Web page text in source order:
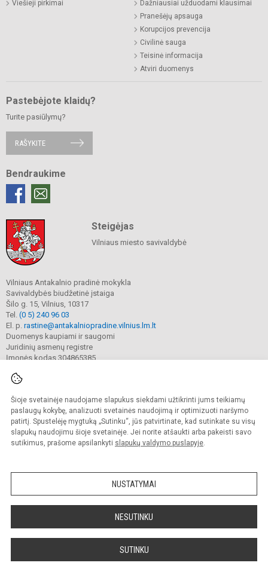
Šioje svetainėje naudojame slapukus siekdami užtikrinti jums teikiamų
paslaugų kokybę, analizuoti svetainės naudojimą ir optimizuoti naršymo
patirtį. Spustelėję mygtuką „Sutinku“, jūs patvirtinate, kad sutinkate su visų
slapukų naudojimu šioje svetainėje. Jei norite atšaukti arba pakeisti savo
sutikimus, prašome apsilankyti slapukų valdymo puslapyje.
NUSTATYMAI
NESUTINKU
SUTINKU
Viešieji pirkimai
Dažniausiai užduodami klausimai
Pranešėjų apsauga
Korupcijos prevencija
Civilinė sauga
Teisinė informacija
Atviri duomenys
Pastebėjote klaidų?
Turite pasiūlymų?
RAŠYKITE
Bendraukime
Steigėjas
Vilniaus miesto savivaldybė
Vilniaus Antakalnio pradinė mokykla
Savivaldybės biudžetinė įstaiga
Šilo g. 15, Vilnius, 10317
Tel. (0 5) 240 96 03
El. p. rastine@antakalniopradine.vilnius.lm.lt
Duomenys kaupiami ir saugomi
Juridinių asmenų registre
Įmonės kodas 304865385
© 2023. Vilniaus Antakalnio pradinė mokykla. Visos teisės saugomos.
Kopijuoti turinį be raštiško gimnazijos sutikimo griežtai draudžiama.
Prieinamumo paraiška Slapukų valdymas
Sumanus būdas atnaujinti